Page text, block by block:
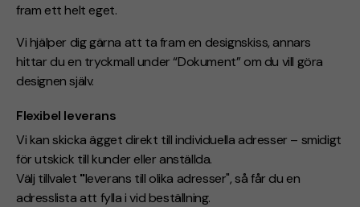
fram ett helt eget.
Vi hjälper dig gärna att ta fram en designskiss, annars
hittar du en tryckmall under “Dokument” om du vill göra
designen själv.
Flexibel leverans
Vi kan skicka ägget direkt till individuella adresser – smidigt
för utskick till kunder eller anställda.
Välj tillvalet "leverans till olika adresser", så får du en
adresslista att fylla i vid beställning.